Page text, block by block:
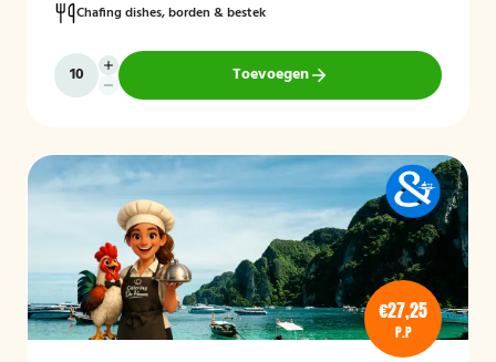
Chafing dishes, borden & bestek
Toevoegen
€27,25
P.P